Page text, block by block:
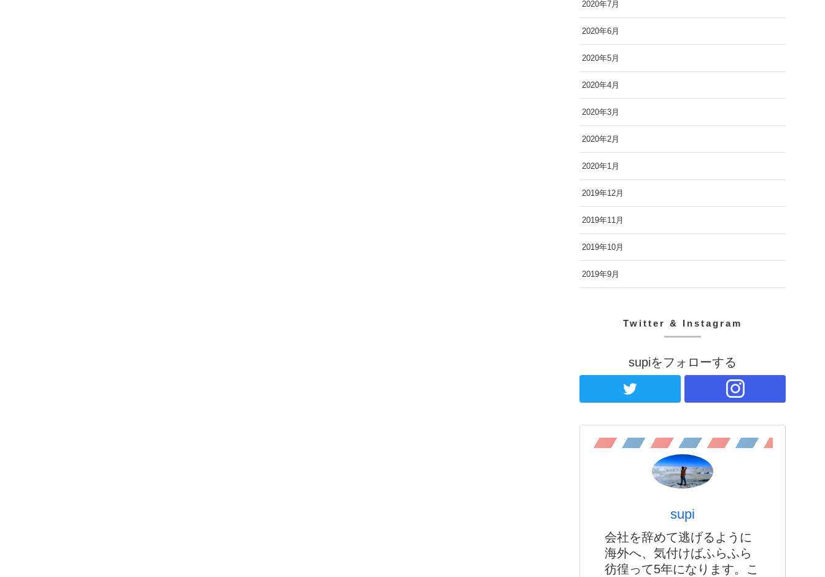
2020年7月
2020年6月
2020年5月
2020年4月
2020年3月
2020年2月
2020年1月
2019年12月
2019年11月
2019年10月
2019年9月
Twitter & Instagram
supiをフォローする
supi
会社を辞めて逃げるように
海外へ、気付けばふらふら
彷徨って5年になります。こ